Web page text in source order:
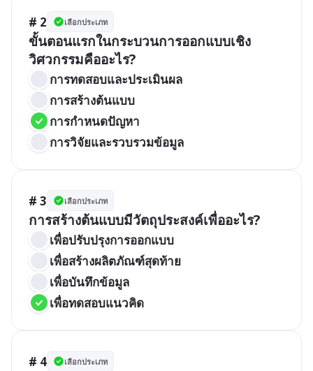
# 2 เลือกประเภท
ขั้นตอนแรกในกระบวนการออกแบบเชิง
วิศวกรรมคืออะไร?
การทดสอบและประเมินผล
การสร้างต้นแบบ
การกำหนดปัญหา
การวิจัยและรวบรวมข้อมูล
# 3 เลือกประเภท
การสร้างต้นแบบมีวัตถุประสงค์เพื่ออะไร?
เพื่อปรับปรุงการออกแบบ
เพื่อสร้างผลิตภัณฑ์สุดท้าย
เพื่อบันทึกข้อมูล
เพื่อทดสอบแนวคิด
# 4 เลือกประเภท